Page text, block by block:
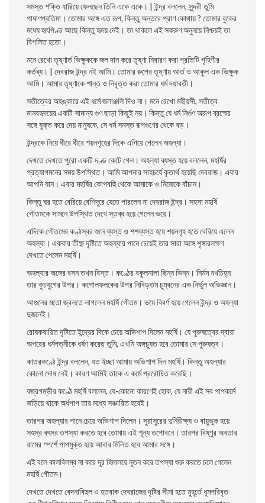
সমস্ত শক্তি হারিয়ে ফেলছেন তিনি একে একে। | ইন্দ্র বললেন, সুন্দরী তুমি
পাষাণপ্রতিমা। তােমার অঙ্গে এত রূপ, কিন্তু অন্তরে প্রাণ কোথায় ? তােমার বুকের
মধ্যে হৃৎপিণ্ড আছে কিন্তু হৃদয় নেই। তা থাকলে এই সকরুণ অনুনয়ে নিশ্চয়ই তা
বিগলিত হতাে।
মনে রেখাে তৃষ্ণার্ত ভিক্ষুককে জল দান করে তৃষ্ণা নিবারণ করা প্রতিটি গৃহিণীর
কর্তব্য। | দেবরাজ ইন্দ্র নই আমি। তােমার রুপের তৃষ্ণায় আর্ত ও আকুল এক ভিক্ষুক
আমি। আমার তৃষ্ণাকে শান্ত ও নিবৃত্ত করা তােমার ধর্ম দয়াবতী।
সতীত্বের অহঙ্কারে এই ধর্মে জলাঞ্জলি দিও না। মনে রেখাে মহীয়সী, সতীত্ব
মানবহৃদয়ের একটি সামান্য গুণ ছাড়া কিছুই নয়। কিন্তু যে ধর্ম নির্গুণ অরূপ ব্রহ্মের
সঙ্গে যুক্ত করে দেয় মানুষকে, সে ধর্ম সমস্ত রূপগুণের থেকে বড়।
ইন্দ্রকে নিয়ে ধীরে ধীরে শয়নগৃহের দিকে এগিয়ে গেলেন অহল্যা।
দেখতে দেখতে পুরাে একটি দণ্ড কেটে গেল। অহল্যা ব্যস্ত হয়ে বললেন, মহর্ষির
প্রত্যাগমনের সময় উপস্থিত। আমি আপনার সাহচর্যে কৃতার্থ হয়েছি দেবরাজ। এবার
আপনি যান। এবার মহর্ষির কোপবহুি থেকে আমাকে ও নিজেকে বাঁচান।
কিন্তু ঘর হতে বেরিয়ে বেশিদূরে যেতে পারলেন না দেবরাজ ইন্দ্র। সহসা মহর্ষি
গৌতমকে সামনে উপস্থিত দেখে স্তব্ধ হয়ে গেলেন ভয়ে।
এদিকে গৌতমের কণ্ঠস্বর শুনে ব্যস্ত ও শশব্যস্ত হয়ে শয়নগৃহ হতে বেরিয়ে এলেন
অহল্যা। একবার তীক্ষ্ণ দৃষ্টিতে অহল্যার পানে চেয়েই তার সারা অঙ্গে শৃঙ্গারলক্ষণ
দেখতে পেলেন মহর্ষি।
অহল্যার অঙ্গের বসন তখন বিস্ত। কণ্ঠের বকুলমালা ছিন্ন ভিন্ন। নির্মম নখচিহ্ন
তার কুচযুগের উপর। কপােলফলকের উপর নিবিড়তম চুম্বনের এক নির্ভুল অভিজ্ঞান।
আগুনের মতাে জ্বলতে লাগলেন মহর্ষি গৌতম। ভয়ে বিবর্ণ হয়ে গেলেন ইন্দ্র ও অহল্যা
দুজনেই।
রােষকষায়িত দৃষ্টিতে ইন্দ্রের দিকে চেয়ে অভিশাপ দিলেন মহর্ষি। যে পুরুষত্বের দ্বারা
অপরের ধর্মপত্নীকে ধর্ষণ করেছ তুমি, এখনি অঙ্গচ্যুত হবে তােমার সে পুরুষত্ব।
কাতরকণ্ঠে ইন্দ্র বললেন, যত ইচ্ছা আমায় অভিশাপ দিন মহর্ষি। কিন্তু অহল্যার
কোনাে দোষ নেই। কারণ আমিই তাকে এ কর্মে প্ররােচিত করেছি।
বজ্রগম্ভীর কণ্ঠে মহর্ষি বললেন, যে-কোনাে কারণেই হােক, যে নারী এই সব পাপকর্মে
জড়িয়ে থাকে অর্ধপাপ তার মধ্যে সঞ্চারিত হবেই।
তারপর অহল্যার পানে চেয়ে অভিশাপ দিলেন। সুরাসুরের দুর্নিরীক্ষ্য ও বায়ুভুক হয়ে
সহস্র বৎসর তপস্যা করতে হবে তােমায় এই শূন্য তপােবনে। তারপর বিষ্ণুর অবতার
রামের স্পর্শে পাপমুক্ত হয়ে আবার মিলিত হবে আমার সঙ্গে।
এই বলে কালবিলম্ব না করে দূর হিমালয়ে নূতন করে তপস্যা শুরু করতে চলে গেলেন
মহর্ষি গৌতম।
দেখতে দেখতে বেদনাবিহুল ও হতবাক দেবরাজের দৃষ্টির সীমা হতে মুহূর্তে ধূমপরিবৃত